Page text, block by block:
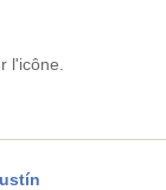
l'icône.